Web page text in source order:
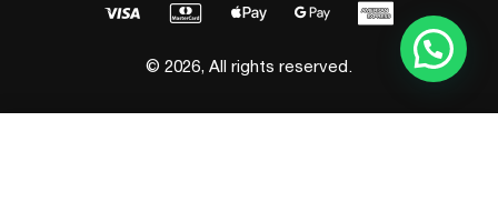
© 2026, All rights reserved.